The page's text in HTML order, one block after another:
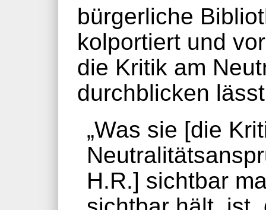
bürgerliche
kolportiert und
die Kritik am
durchblicken
„Was sie [die
H.R.] sichtbar